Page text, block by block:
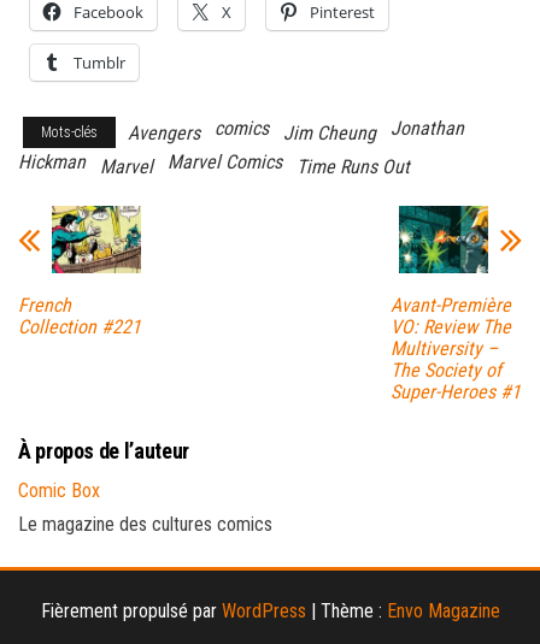
Facebook X Pinterest
Tumblr
Mots-clés Avengers comics Jim Cheung
Jonathan
Hickman
Marvel Marvel Comics Time Runs Out
French
Collection #221
Avant-Première
VO: Review The
Multiversity –
The Society of
Super-Heroes #1
À propos de l’auteur
Comic Box
Le magazine des cultures comics
Fièrement propulsé par WordPress | Thème : Envo Magazine